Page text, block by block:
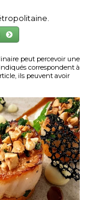
peut percevoir une
correspondent à
ils peuvent avoir